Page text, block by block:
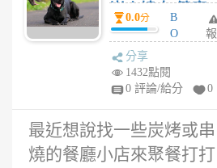
炭火燒肉(健康
店)好吃嗎?
0.0分
B
O
年
報
分享
1432點閱
0 評論/給分
0
最近想說找一些炭烤或串
燒的餐廳小店來聚餐打打